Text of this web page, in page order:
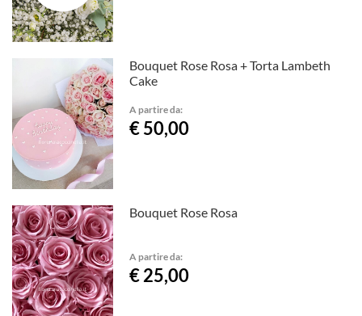
Bouquet Rose Rosa + Torta Lambeth
Cake
A partire da:
€ 50,00
Bouquet Rose Rosa
A partire da:
€ 25,00